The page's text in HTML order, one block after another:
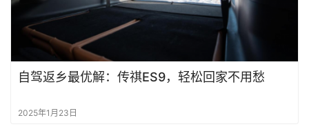
自驾返乡最优解：传祺ES9，轻松回家不用愁
2025年1月23日